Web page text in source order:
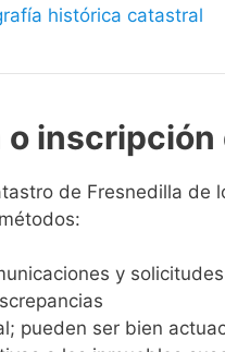
histórica catastral
inscripción
de Fresnedilla
y solicitudes
pueden ser bien